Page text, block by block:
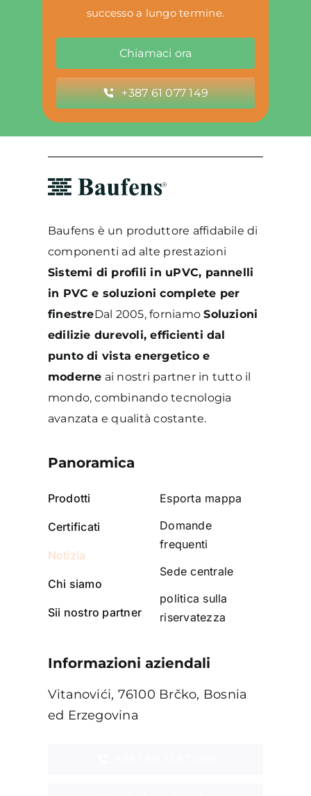
successo a lungo termine.
Chiamaci ora
+387 61 077 149
Baufens è un produttore affidabile di
componenti ad alte prestazioni
Sistemi di profili in uPVC, pannelli
in PVC e soluzioni complete per
finestreDal 2005, forniamoSoluzioni
edilizie durevoli, efficienti dal
punto di vista energetico e
moderne ai nostri partner in tutto il
mondo, combinando tecnologia
avanzata e qualità costante.
Panoramica
Prodotti
Certificati
Notizia
Chi siamo
Sii nostro partner
Esporta mappa
Domande
frequenti
Sede centrale
politica sulla
riservatezza
Informazioni aziendali
Vitanovići, 76100 Brčko, Bosnia
ed Erzegovina